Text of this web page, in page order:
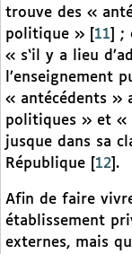
trouve des «
politique »
11
;
« s‘il y a lieu
l’enseignement
« antécédents »
politiques » et «
jusque dans sa
République
12 .
Afin de faire
établissement
externes, mais